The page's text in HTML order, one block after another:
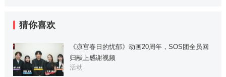
猜你喜欢
《凉宫春日的忧郁》动画20周年，SOS团全员回
归献上感谢视频
活动